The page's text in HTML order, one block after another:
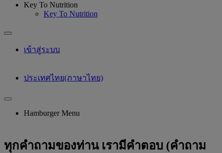
Key To Nutrition
Key To Nutrition
เข้าสู่ระบบ
ประเทศไทย(ภาษาไทย)
Hamburger Menu
ทุกคำถามของท่าน เรามีคำตอบ (คำถาม